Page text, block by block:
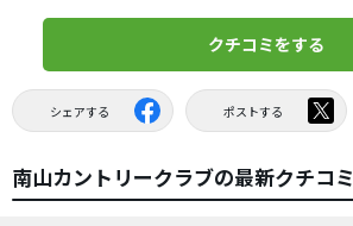
クチコミをする
シェアする ポストする
南山カントリークラブの最新クチコミ